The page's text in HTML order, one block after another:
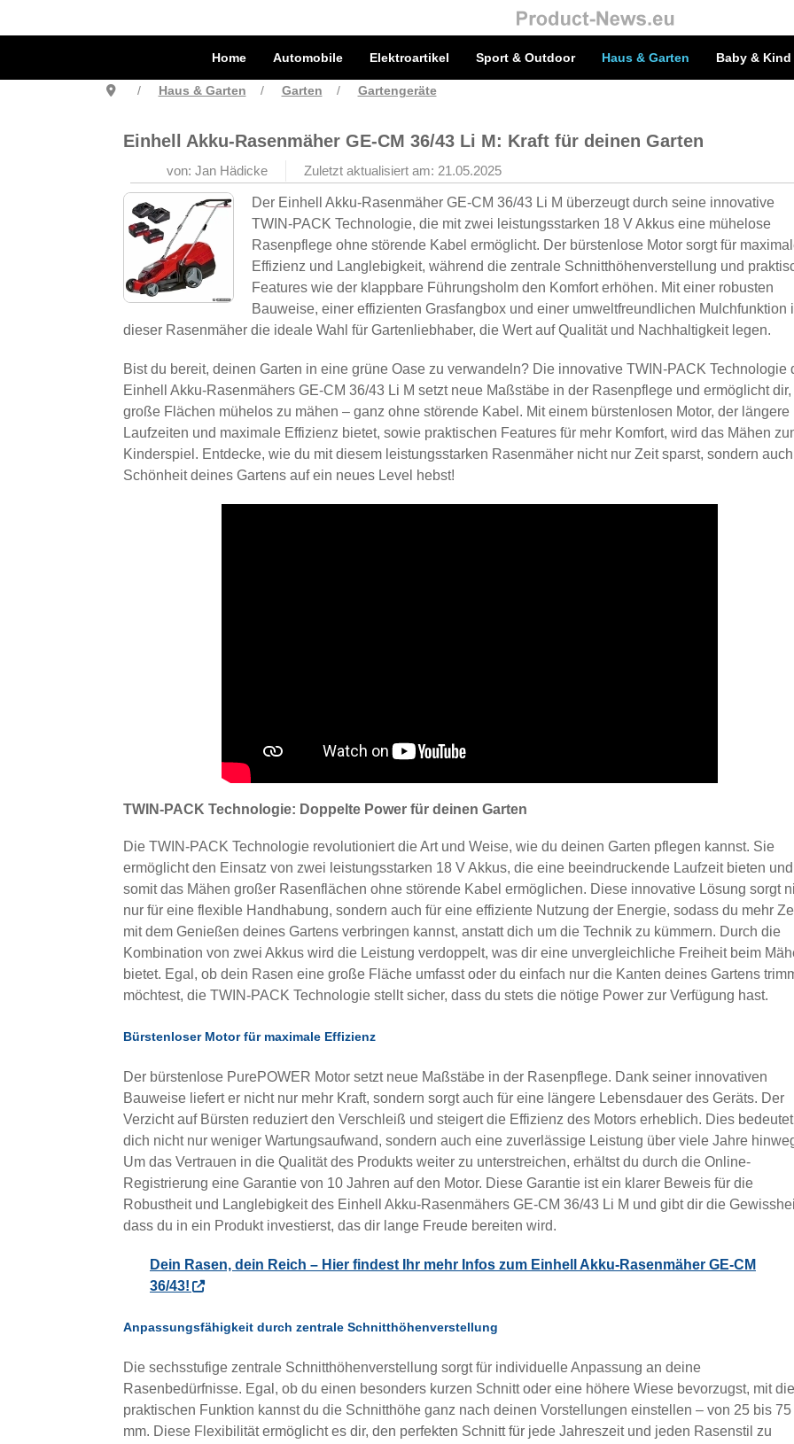
Home Automobile Elektroartikel Sport & Outdoor Haus & Garten Baby & Kind
Haus & Garten Garten Gartengeräte
Einhell Akku-Rasenmäher GE-CM 36/43 Li M: Kraft für deinen Garten
von: Jan Hädicke Zuletzt aktualisiert am: 21.05.2025
Der Einhell Akku-Rasenmäher GE-CM 36/43 Li M überzeugt durch seine innovative
TWIN-PACK Technologie, die mit zwei leistungsstarken 18 V Akkus eine mühelose
Rasenpflege ohne störende Kabel ermöglicht. Der bürstenlose Motor sorgt für
Effizienz und Langlebigkeit, während die zentrale Schnitthöhenverstellung und
Features wie der klappbare Führungsholm den Komfort erhöhen. Mit einer robusten
Bauweise, einer effizienten Grasfangbox und einer umweltfreundlichen Mulchfunktion
dieser Rasenmäher die ideale Wahl für Gartenliebhaber, die Wert auf Qualität und Nachhaltigkeit legen.
Bist du bereit, deinen Garten in eine grüne Oase zu verwandeln? Die innovative TWIN-PACK Technologie
Einhell Akku-Rasenmähers GE-CM 36/43 Li M setzt neue Maßstäbe in der Rasenpflege und ermöglicht dir,
große Flächen mühelos zu mähen – ganz ohne störende Kabel. Mit einem bürstenlosen Motor, der längere
Laufzeiten und maximale Effizienz bietet, sowie praktischen Features für mehr Komfort, wird das Mähen
Kinderspiel. Entdecke, wie du mit diesem leistungsstarken Rasenmäher nicht nur Zeit sparst, sondern
Schönheit deines Gartens auf ein neues Level hebst!
TWIN-PACK Technologie: Doppelte Power für deinen Garten
Die TWIN-PACK Technologie revolutioniert die Art und Weise, wie du deinen Garten pflegen kannst. Sie
ermöglicht den Einsatz von zwei leistungsstarken 18 V Akkus, die eine beeindruckende Laufzeit bieten und
somit das Mähen großer Rasenflächen ohne störende Kabel ermöglichen. Diese innovative Lösung sorgt
nur für eine flexible Handhabung, sondern auch für eine effiziente Nutzung der Energie, sodass du mehr
mit dem Genießen deines Gartens verbringen kannst, anstatt dich um die Technik zu kümmern. Durch die
Kombination von zwei Akkus wird die Leistung verdoppelt, was dir eine unvergleichliche Freiheit beim
bietet. Egal, ob dein Rasen eine große Fläche umfasst oder du einfach nur die Kanten deines Gartens
möchtest, die TWIN-PACK Technologie stellt sicher, dass du stets die nötige Power zur Verfügung hast.
Bürstenloser Motor für maximale Effizienz
Der bürstenlose PurePOWER Motor setzt neue Maßstäbe in der Rasenpflege. Dank seiner innovativen
Bauweise liefert er nicht nur mehr Kraft, sondern sorgt auch für eine längere Lebensdauer des Geräts. Der
Verzicht auf Bürsten reduziert den Verschleiß und steigert die Effizienz des Motors erheblich. Dies
dich nicht nur weniger Wartungsaufwand, sondern auch eine zuverlässige Leistung über viele Jahre
Um das Vertrauen in die Qualität des Produkts weiter zu unterstreichen, erhältst du durch die Online-
Registrierung eine Garantie von 10 Jahren auf den Motor. Diese Garantie ist ein klarer Beweis für die
Robustheit und Langlebigkeit des Einhell Akku-Rasenmähers GE-CM 36/43 Li M und gibt dir die
dass du in ein Produkt investierst, das dir lange Freude bereiten wird.
Dein Rasen, dein Reich – Hier findest Ihr mehr Infos zum Einhell Akku-Rasenmäher GE-CM
36/43!
Anpassungsfähigkeit durch zentrale Schnitthöhenverstellung
Die sechsstufige zentrale Schnitthöhenverstellung sorgt für individuelle Anpassung an deine
Rasenbedürfnisse. Egal, ob du einen besonders kurzen Schnitt oder eine höhere Wiese bevorzugst, mit
praktischen Funktion kannst du die Schnitthöhe ganz nach deinen Vorstellungen einstellen – von 25 bis 75
mm. Diese Flexibilität ermöglicht es dir, den perfekten Schnitt für jede Jahreszeit und jeden Rasenstil zu